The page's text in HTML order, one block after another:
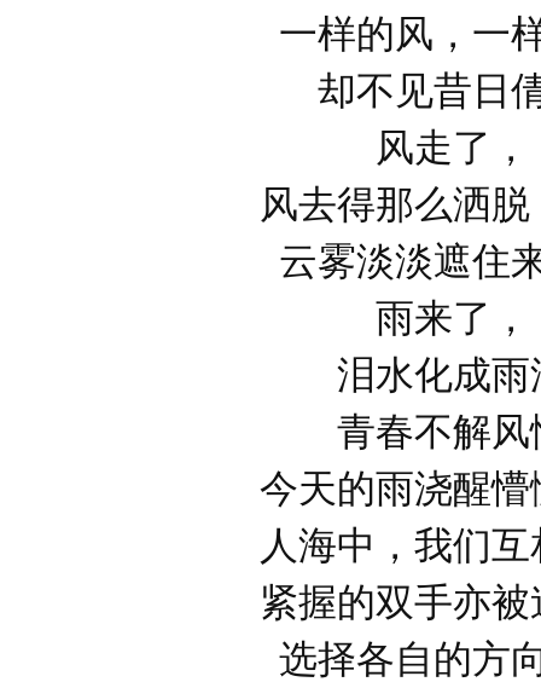
一样的风，一
却不见昔日
风走了，
风去得那么洒
云雾淡淡遮住
雨来了，
泪水化成雨
青春不解风
今天的雨浇醒懵
人海中，我们
紧握的双手亦
选择各自的方